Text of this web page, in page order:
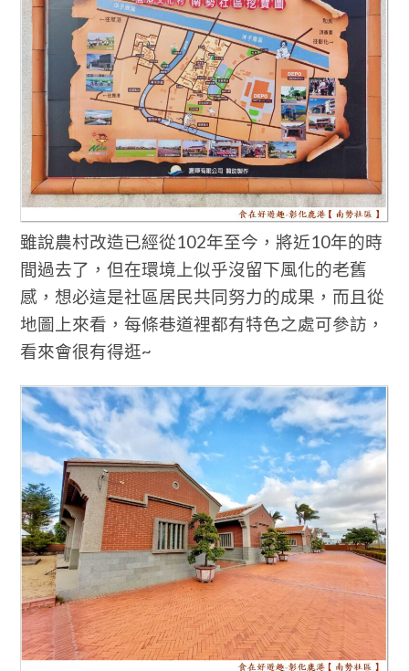
雖說農村改造已經從102年至今，將近10年的時
間過去了，但在環境上似乎沒留下風化的老舊
感，想必這是社區居民共同努力的成果，而且從
地圖上來看，每條巷道裡都有特色之處可參訪，
看來會很有得逛~